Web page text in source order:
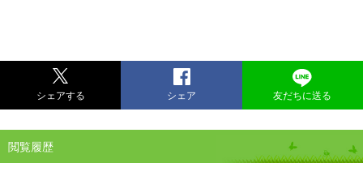
シェアする シェア 友だちに送る
閲覧履歴